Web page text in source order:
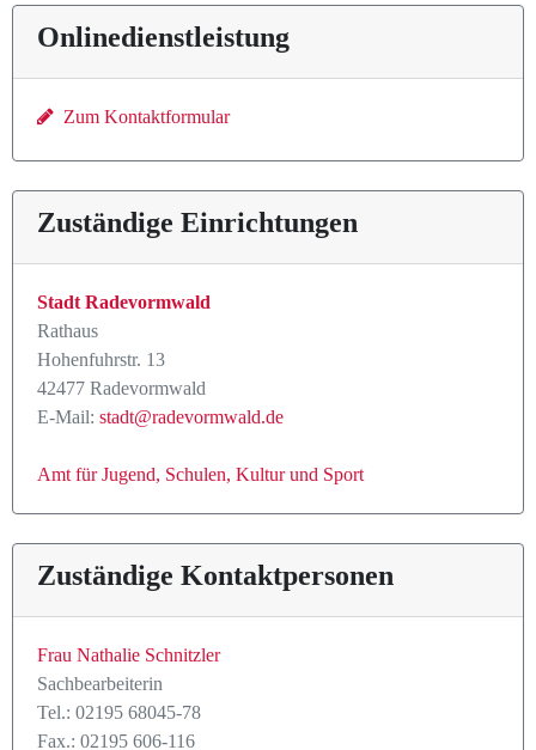
Onlinedienstleistung
Zum Kontaktformular
Zuständige Einrichtungen
Stadt Radevormwald
Rathaus
Hohenfuhrstr. 13
42477 Radevormwald
E-Mail: stadt@radevormwald.de
Amt für Jugend, Schulen, Kultur und Sport
Zuständige Kontaktpersonen
Frau Nathalie Schnitzler
Sachbearbeiterin
Tel.: 02195 68045-78
Fax.: 02195 606-116